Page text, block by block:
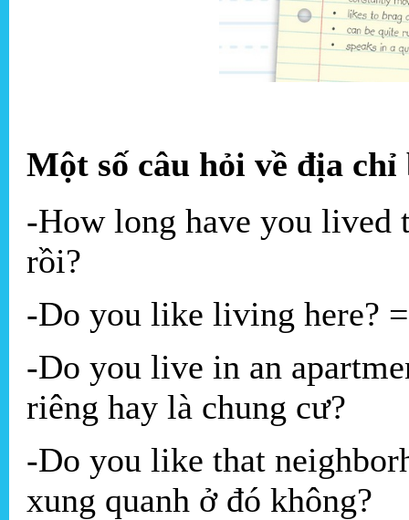
Một số câu hỏi về địa
-How long have you lived
rồi?
-Do you like living here?
-Do you live in an
riêng hay là chung cư?
-Do you like that
xung quanh ở đó không?